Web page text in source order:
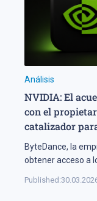
Análisis
NVIDIA: El
con el
catalizador
ByteDance, la
obtener acceso a
Published: